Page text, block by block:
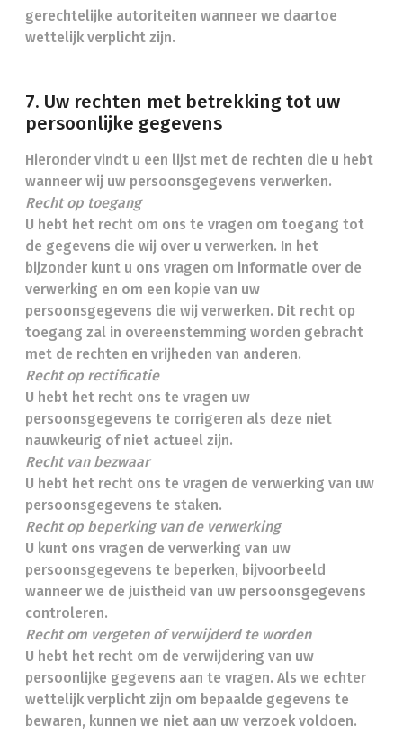
gerechtelijke autoriteiten wanneer we daartoe
wettelijk verplicht zijn.
7. Uw rechten met betrekking tot uw
persoonlijke gegevens
Hieronder vindt u een lijst met de rechten die u hebt
wanneer wij uw persoonsgegevens verwerken.
Recht op toegang
U hebt het recht om ons te vragen om toegang tot
de gegevens die wij over u verwerken. In het
bijzonder kunt u ons vragen om informatie over de
verwerking en om een kopie van uw
persoonsgegevens die wij verwerken. Dit recht op
toegang zal in overeenstemming worden gebracht
met de rechten en vrijheden van anderen.
Recht op rectificatie
U hebt het recht ons te vragen uw
persoonsgegevens te corrigeren als deze niet
nauwkeurig of niet actueel zijn.
Recht van bezwaar
U hebt het recht ons te vragen de verwerking van uw
persoonsgegevens te staken.
Recht op beperking van de verwerking
U kunt ons vragen de verwerking van uw
persoonsgegevens te beperken, bijvoorbeeld
wanneer we de juistheid van uw persoonsgegevens
controleren.
Recht om vergeten of verwijderd te worden
U hebt het recht om de verwijdering van uw
persoonlijke gegevens aan te vragen. Als we echter
wettelijk verplicht zijn om bepaalde gegevens te
bewaren, kunnen we niet aan uw verzoek voldoen.